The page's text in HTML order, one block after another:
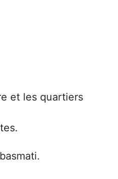
et les quartiers